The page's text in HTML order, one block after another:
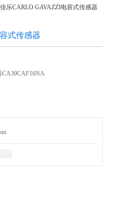
乐CARLO GAVAZZI电容式传感器
式传感器